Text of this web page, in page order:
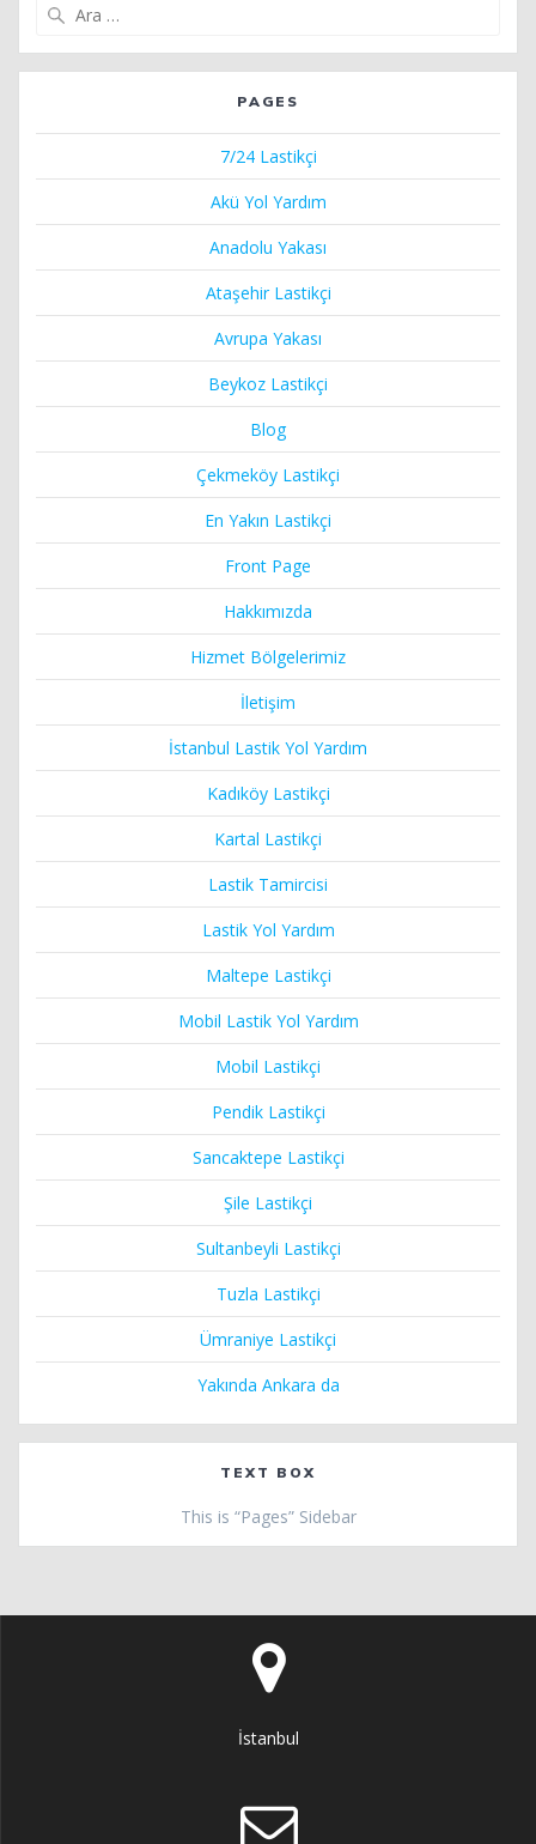
PAGES
7/24 Lastikçi
Akü Yol Yardım
Anadolu Yakası
Ataşehir Lastikçi
Avrupa Yakası
Beykoz Lastikçi
Blog
Çekmeköy Lastikçi
En Yakın Lastikçi
Front Page
Hakkımızda
Hizmet Bölgelerimiz
İletişim
İstanbul Lastik Yol Yardım
Kadıköy Lastikçi
Kartal Lastikçi
Lastik Tamircisi
Lastik Yol Yardım
Maltepe Lastikçi
Mobil Lastik Yol Yardım
Mobil Lastikçi
Pendik Lastikçi
Sancaktepe Lastikçi
Şile Lastikçi
Sultanbeyli Lastikçi
Tuzla Lastikçi
Ümraniye Lastikçi
Yakında Ankara da
TEXT BOX
This is “Pages” Sidebar
İstanbul